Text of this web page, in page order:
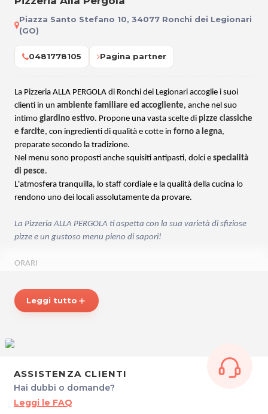
Piazza Santo Stefano 10, 34077 Ronchi dei Legionari
(GO)
0481778105 Pagina partner
La Pizzeria ALLA PERGOLA di Ronchi dei Legionari accoglie i suoi
clienti in un ambiente familiare ed accogliente, anche nel suo
intimo giardino estivo. Propone una vasta scelte di pizze classiche
e farcite, con ingredienti di qualità e cotte in forno a legna,
preparate secondo la tradizione.
Nel menu sono proposti anche squisiti antipasti, dolci e specialità
di pesce.
L'atmosfera tranquilla, lo staff cordiale e la qualità della cucina lo
rendono uno dei locali assolutamente da provare.
La Pizzeria ALLA PERGOLA ti aspetta con la sua varietà di sfiziose
pizze e un gustoso menu pieno di sapori!
ORARI
Chiuso il martedì.
Gradita prenotazione.
Tel. 0481778105
P.IVA 00384850319
Per ulteriori informazioni sull'offerta o sulle modalità di acquisto
Leggi tutto add
ASSISTENZA CLIENTI
Hai dubbi o domande?
Leggi le FAQ